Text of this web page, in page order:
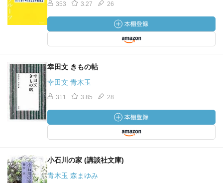
353 3.27 26
幸田文 きもの帖
幸田文 青木玉
311 3.85 28
小石川の家 (講談社文庫)
青木玉 森まゆみ